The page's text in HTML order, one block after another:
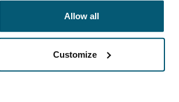
Allow all
Customize
Configuración de cookies Current market/